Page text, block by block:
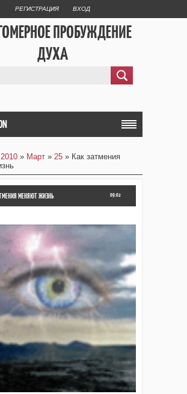
РЕГИСТРАЦИЯ ВХОД
ПРОБУЖДЕНИЕ
ДУХА
2010 » Март » 25 » Как затмения
09:02
МЕНЯЮТ ЖИЗНЬ